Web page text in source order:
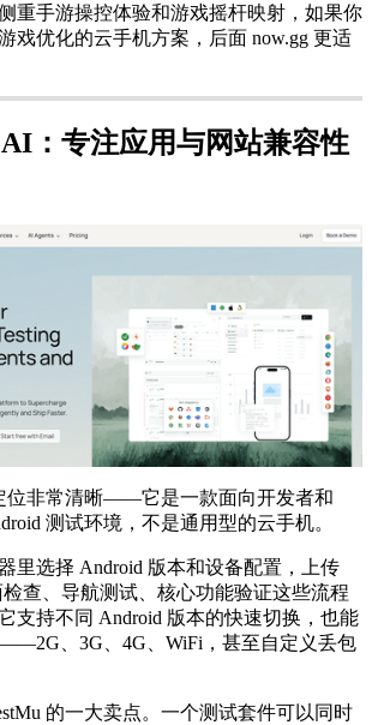
手游操控体验和游戏摇杆映射，如果你
戏优化的云手机方案，后面 now.gg 更适
：专注应用与网站兼容性
非常清晰——它是一款面向开发者和
测试环境，不是通用型的云手机。
选择 Android 版本和设备配置，上传
查、导航测试、核心功能验证这些流程
支持不同 Android 版本的快速切换，也能
、3G、4G、WiFi，甚至自定义丢包
的一大卖点。一个测试套件可以同时